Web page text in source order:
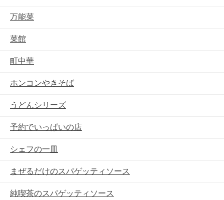
万能菜
菜館
町中華
ホンコンやきそば
うどんシリーズ
予約でいっぱいの店
シェフの一皿
まぜるだけのスパゲッティソース
純喫茶のスパゲッティソース